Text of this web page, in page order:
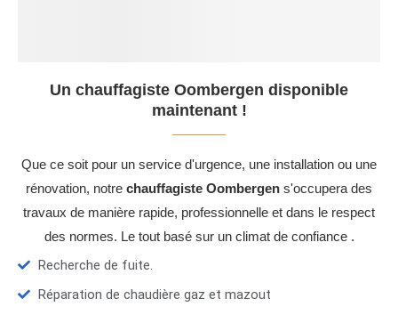
Un chauffagiste Oombergen disponible
maintenant !
Que ce soit pour un service d'urgence, une installation ou une
rénovation, notre chauffagiste Oombergen s'occupera des
travaux de manière rapide, professionnelle et dans le respect
des normes. Le tout basé sur un climat de confiance .
Recherche de fuite.
Réparation de chaudière gaz et mazout